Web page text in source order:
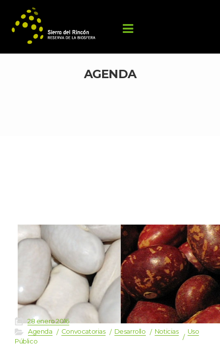
AGENDA
28 enero 2016
Agenda Convocatoria Desarrollo Noticia
Uso
Público